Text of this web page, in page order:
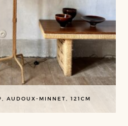
AUDOUX-MINNET, 121CM